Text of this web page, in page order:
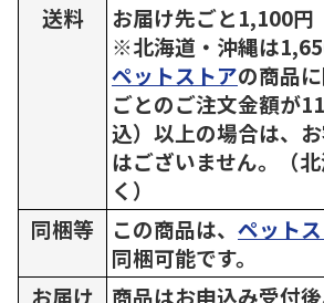
送料
お届け先ごと1,100円
※北海道・沖縄は
ペットストアの商品
ごとのご注文金額が
込）以上の場合は、
はございません。（
く）
同梱等
この商品は、 ペット
同梱可能です。
お届け
商品はお申込み受付